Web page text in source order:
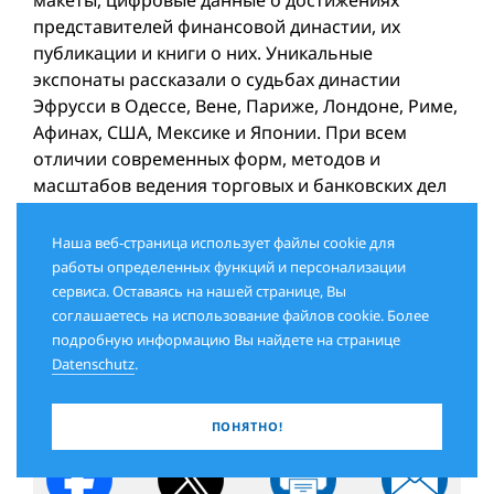
представителей финансовой династии, их
публикации и книги о них. Уникальные
экспонаты рассказали о судьбах династии
Эфрусси в Одессе, Вене, Париже, Лондоне, Риме,
Афинах, США, Мексике и Японии. При всем
отличии современных форм, методов и
масштабов ведения торговых и банковских дел
семейства Эфрусси его выдающиеся заслуги в
экономической и культурной жизни Европы на
протяжении более двух веков неоспоримы.
Наша веб-страница использует файлы cookie для
работы определенных функций и персонализации
сервиса. Оставаясь на нашей странице, Вы
соглашаетесь на использование файлов cookie. Более
подробную информацию Вы найдете на странице
Datenschutz.
ПОНЯТНО!